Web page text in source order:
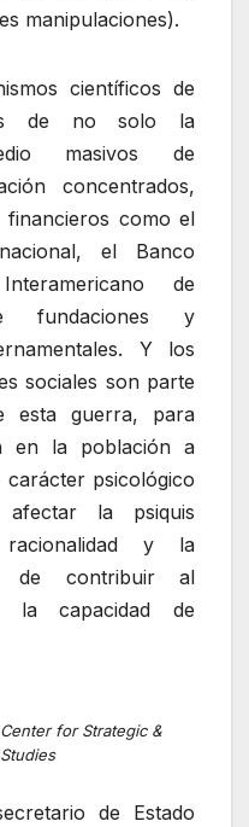
manipulaciones).
científicos de
de no solo la
masivos de
concentrados,
financieros como el
el Banco
de
fundaciones y
Y los
sociales son parte
esta guerra, para
en la población a
psicológico
afectar la psiquis
y la
de contribuir al
la capacidad de
for Strategic &
de Estado